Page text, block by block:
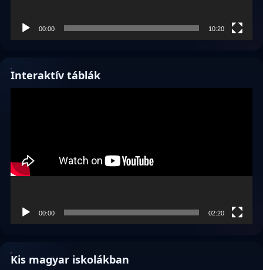
00:00 10:20
Interaktív táblák
00:00 02:20
Kis magyar iskolákban